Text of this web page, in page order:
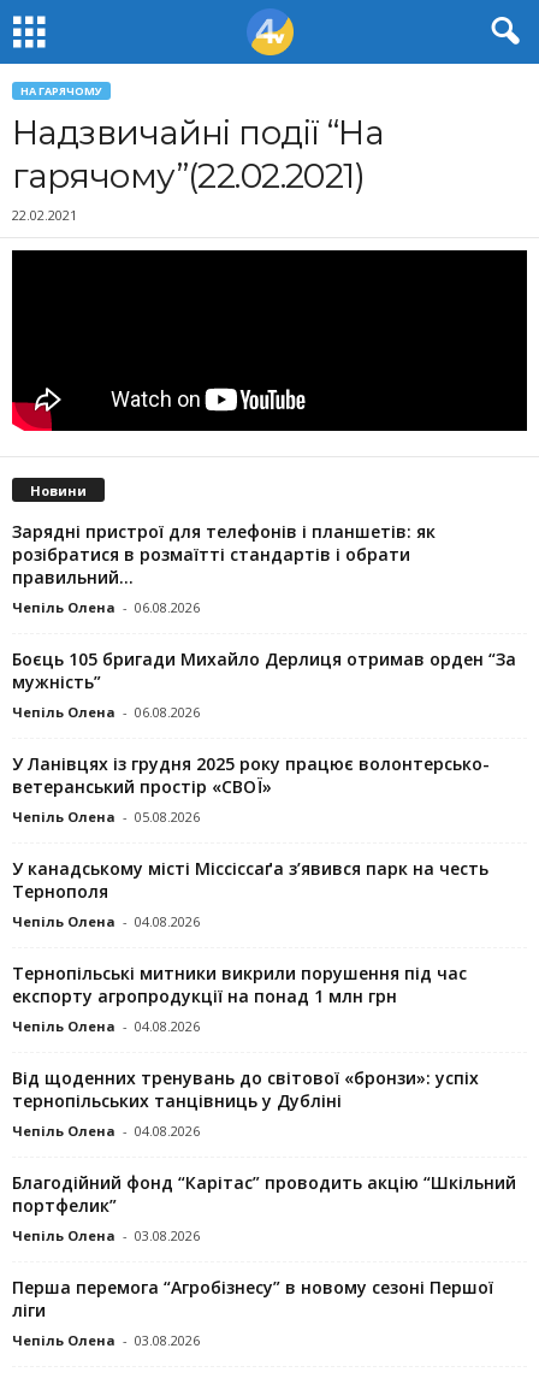
НА ГАРЯЧОМУ
Надзвичайні події “На
гарячому”(22.02.2021)
22.02.2021
Новини
Зарядні пристрої для телефонів і планшетів: як
розібратися в розмаїтті стандартів і обрати
правильний...
Чепіль Олена - 06.08.2026
Боєць 105 бригади Михайло Дерлиця отримав орден “За
мужність”
Чепіль Олена - 06.08.2026
У Ланівцях із грудня 2025 року працює волонтерсько-
ветеранський простір «СВОЇ»
Чепіль Олена - 05.08.2026
У канадському місті Міссіссаґа з’явився парк на честь
Тернополя
Чепіль Олена - 04.08.2026
Тернопільські митники викрили порушення під час
експорту агропродукції на понад 1 млн грн
Чепіль Олена - 04.08.2026
Від щоденних тренувань до світової «бронзи»: успіх
тернопільських танцівниць у Дубліні
Чепіль Олена - 04.08.2026
Благодійний фонд “Карітас” проводить акцію “Шкільний
портфелик”
Чепіль Олена - 03.08.2026
Перша перемога “Агробізнесу” в новому сезоні Першої
ліги
Чепіль Олена - 03.08.2026